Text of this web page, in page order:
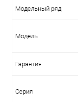
Модельный ряд
Модель
Гарантия
Серия